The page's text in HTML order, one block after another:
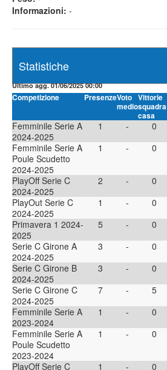
Informazioni: -
Ultimo agg. 01/06/2025 00:00
Competizione PresenzeVoto
medio
Vittorie
squadra
casa
Femminile Serie A
2024-2025
1 - 0
Femminile Serie A
Poule Scudetto
2024-2025
1 - 0
PlayOff Serie C
2024-2025
2 - 0
PlayOut Serie C
2024-2025
1 - 0
Primavera 1 2024-
2025
5 - 0
Serie C Girone A
2024-2025
3 - 0
Serie C Girone B
2024-2025
3 - 0
Serie C Girone C
2024-2025
7 - 5
Femminile Serie A
2023-2024
1 - 0
Femminile Serie A
Poule Scudetto
2023-2024
1 - 0
PlayOff Serie C
1 - 0